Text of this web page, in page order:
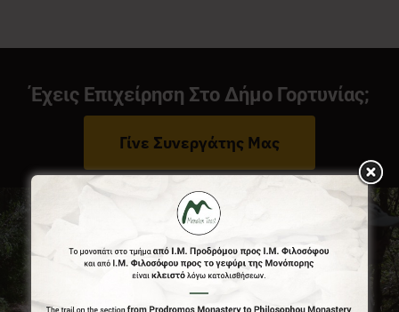
Νέα
Επικοινωνία
Έχεις Επιχείρηση Στο Δήμο Γορτυνίας;
Γίνε Συνεργάτης Μας